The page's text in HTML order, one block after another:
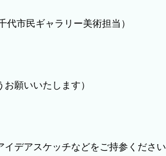
市民ギャラリー美術担当）
願いいたします）
デアスケッチなどをご持参ください